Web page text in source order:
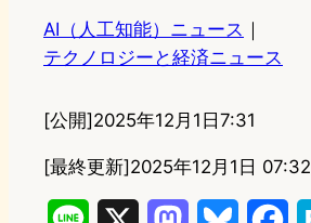
AI（人工知能）ニュース ｜
テクノロジーと経済ニュース
[公開]2025年12月1日7:31
[最終更新]2025年12月1日 07:32